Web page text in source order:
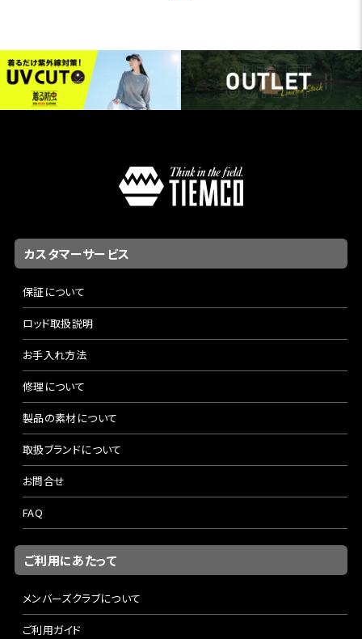
カスタマーサービス
保証について
ロッド取扱説明
お手入れ方法
修理について
製品の素材について
取扱ブランドについて
お問合せ
FAQ
ご利用にあたって
メンバーズクラブについて
ご利用ガイド